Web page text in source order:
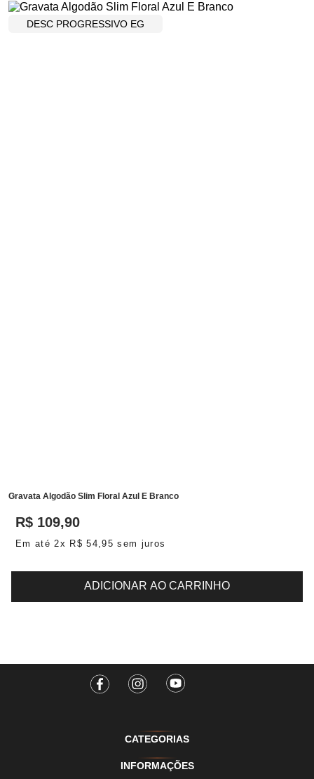
DESC PROGRESSIVO EG
Gravata Algodão Slim Floral Azul E Branco
R$ 109,90
Em até2x R$ 54,95 sem juros
ADICIONAR AO CARRINHO
CATEGORIAS
INFORMAÇÕES